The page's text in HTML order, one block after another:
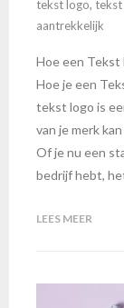
tekst logo, tekst
aantrekkelijk
Hoe een
Hoe je een
tekst logo is
van je merk
Of je nu een
bedrijf hebt,
LEES MEER